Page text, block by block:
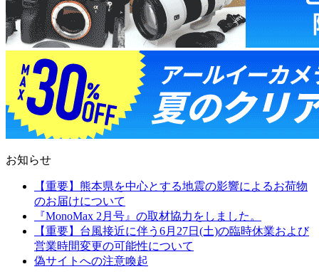
お知らせ
【重要】熊本県を中心とする地震の影響によるお荷物
のお届けについて
『MonoMax 2月号』の取材協力をしました。
【重要】台風接近に伴う6月27日(土)の臨時休業および
営業時間変更の可能性について
偽サイトへの注意喚起